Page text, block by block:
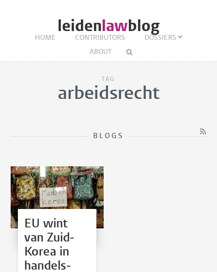
leidenlawblog
HOME CONTRIBUTORS
DOSSIERS
ABOUT
TAG
arbeidsrecht
BLOGS
EU wint
van Zuid-
Korea in
handels-